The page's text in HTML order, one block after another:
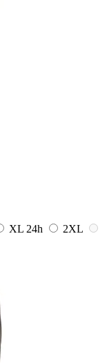
XL 24h
2XL